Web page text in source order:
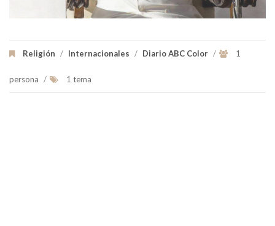
Religión / Internacionales / Diario ABC Color / 1
persona / 1 tema